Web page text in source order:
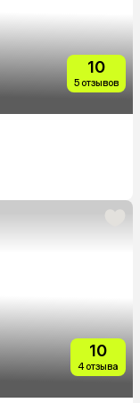
10
5 отзывов
10
4 отзыва